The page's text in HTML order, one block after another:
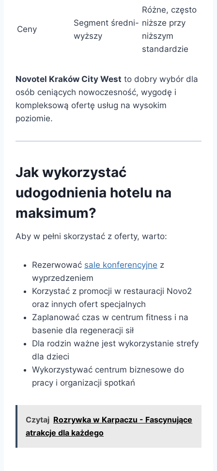
Ceny
Segment średni-
wyższy
Różne, często
niższe przy
niższym
standardzie
Novotel Kraków City West to dobry wybór dla
osób ceniących nowoczesność, wygodę i
kompleksową ofertę usług na wysokim
poziomie.
Jak wykorzystać
udogodnienia hotelu na
maksimum?
Aby w pełni skorzystać z oferty, warto:
Rezerwować sale konferencyjne z
wyprzedzeniem
Korzystać z promocji w restauracji Novo2
oraz innych ofert specjalnych
Zaplanować czas w centrum fitness i na
basenie dla regeneracji sił
Dla rodzin ważne jest wykorzystanie strefy
dla dzieci
Wykorzystywać centrum biznesowe do
pracy i organizacji spotkań
Czytaj Rozrywka w Karpaczu - Fascynujące
atrakcje dla każdego